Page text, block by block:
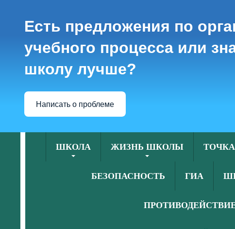
Есть предложения по
учебного процесса или
школу лучше?
Написать о проблеме
ШКОЛА ЖИЗНЬ ШКОЛЫ
БЕЗОПАСНОСТЬ ГИА